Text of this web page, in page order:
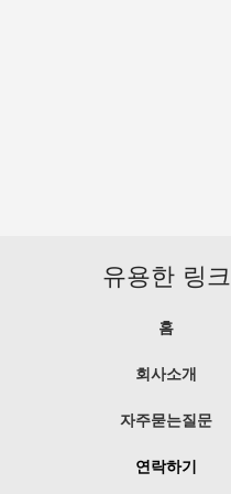
유용한 링크
홈
회사소개
자주묻는질문
연락하기